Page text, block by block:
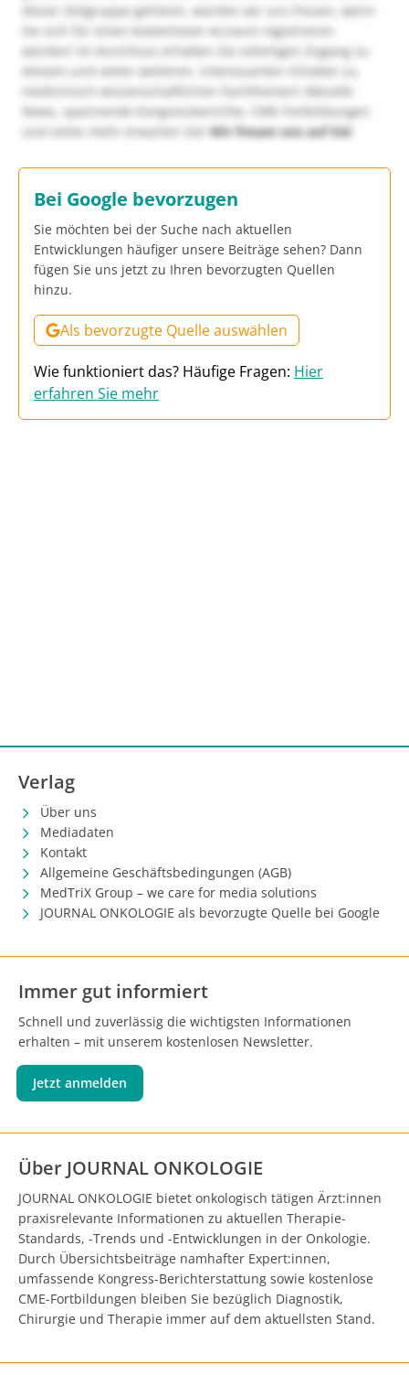
dieser Zielgruppe gehören, würden wir uns freuen, wenn
Sie sich für einen kostenlosen Account registrieren
würden! Im Anschluss erhalten Sie sofortigen Zugang zu
diesem und vielen weiteren, interessanten Inhalten zu
medizinisch-wissenschaftlichen Fachthemen! Aktuelle
News, spannende Kongressberichte, CME-Fortbildungen
und vieles mehr erwarten Sie!Wir freuen uns auf Sie!
Bei Google bevorzugen
Sie möchten bei der Suche nach aktuellen
Entwicklungen häufiger unsere Beiträge sehen? Dann
fügen Sie uns jetzt zu Ihren bevorzugten Quellen
hinzu.
Als bevorzugte Quelle auswählen
Wie funktioniert das? Häufige Fragen: Hier
erfahren Sie mehr
Verlag
Über uns
Mediadaten
Kontakt
Allgemeine Geschäftsbedingungen (AGB)
MedTriX Group – we care for media solutions
JOURNAL ONKOLOGIE als bevorzugte Quelle bei Google
Immer gut informiert
Schnell und zuverlässig die wichtigsten Informationen
erhalten – mit unserem kostenlosen Newsletter.
Jetzt anmelden
Über JOURNAL ONKOLOGIE
JOURNAL ONKOLOGIE bietet onkologisch tätigen Ärzt:innen
praxisrelevante Informationen zu aktuellen Therapie-
Standards, -Trends und -Entwicklungen in der Onkologie.
Durch Übersichtsbeiträge namhafter Expert:innen,
umfassende Kongress-Berichterstattung sowie kostenlose
CME-Fortbildungen bleiben Sie bezüglich Diagnostik,
Chirurgie und Therapie immer auf dem aktuellsten Stand.